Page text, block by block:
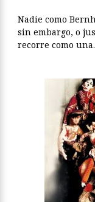
Nadie como
sin embargo, o
recorre como